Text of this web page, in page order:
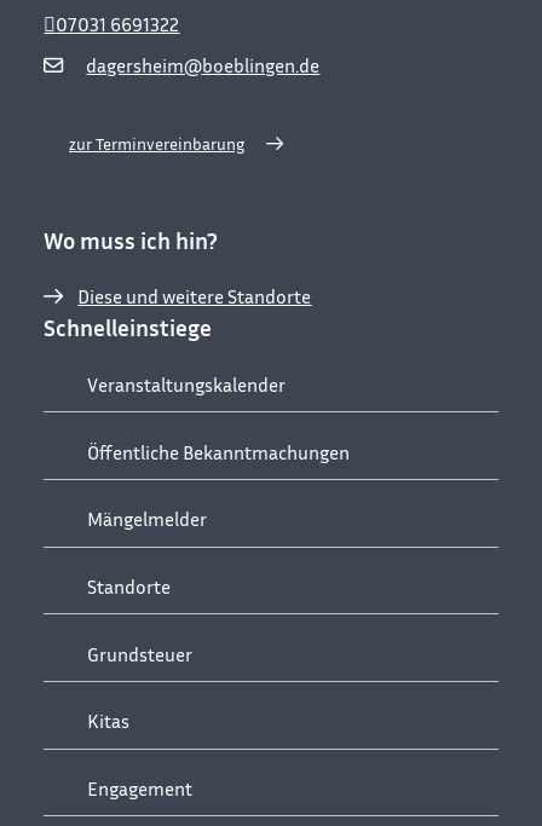
dagersheim@boeblingen.de
07031 6691322
zur Terminvereinbarung
Wo muss ich hin?
Diese und weitere Standorte
Schnelleinstiege
Veranstaltungskalender
Öffentliche Bekanntmachungen
Mängelmelder
Standorte
Grundsteuer
Kitas
Engagement